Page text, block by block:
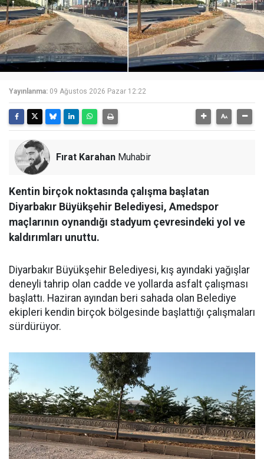
Yayınlanma: 09 Ağustos 2026 Pazar 12:22
Fırat Karahan Muhabir
Kentin birçok noktasında çalışma başlatan
Diyarbakır Büyükşehir Belediyesi, Amedspor
maçlarının oynandığı stadyum çevresindeki yol ve
kaldırımları unuttu.
Diyarbakır Büyükşehir Belediyesi, kış ayındaki yağışlar
deneyli tahrip olan cadde ve yollarda asfalt çalışması
başlattı. Haziran ayından beri sahada olan Belediye
ekipleri kendin birçok bölgesinde başlattığı çalışmaları
sürdürüyor.